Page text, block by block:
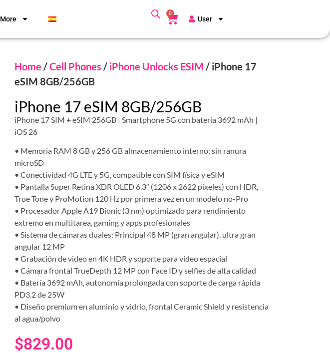
More
0
User
Home /Cell Phones / iPhone Unlocks ESIM / iPhone 17
eSIM 8GB/256GB
iPhone 17 eSIM 8GB/256GB
iPhone 17 SIM + eSIM 256GB | Smartphone 5G con batería 3692 mAh |
iOS 26
• Memoria RAM 8 GB y 256 GB almacenamiento interno; sin ranura
microSD
• Conectividad 4G LTE y 5G, compatible con SIM física y eSIM
• Pantalla Super Retina XDR OLED 6.3″ (1206 x 2622 píxeles) con HDR,
True Tone y ProMotion 120 Hz por primera vez en un modelo no-Pro
• Procesador Apple A19 Bionic (3 nm) optimizado para rendimiento
extremo en multitarea, gaming y apps profesionales
• Sistema de cámaras duales: Principal 48 MP (gran angular), ultra gran
angular 12 MP
• Grabación de video en 4K HDR y soporte para video espacial
• Cámara frontal TrueDepth 12 MP con Face ID y selfies de alta calidad
• Batería 3692 mAh, autonomía prolongada con soporte de carga rápida
PD3.2 de 25W
• Diseño premium en aluminio y vidrio, frontal Ceramic Shield y resistencia
al agua/polvo
$829.00